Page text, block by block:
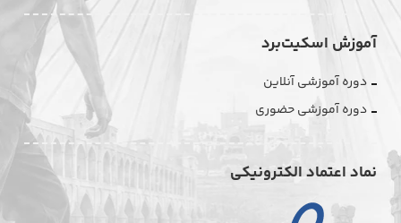
آموزش اسکیت‌برد
دوره آموزشی آنلاین
دوره آموزشی حضوری
نماد اعتماد الکترونیکی